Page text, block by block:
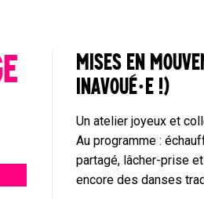
MISES EN
INAVOUÉ·E !)
Un atelier joyeux et
Au programme :
partagé, lâcher-prise
encore des danses